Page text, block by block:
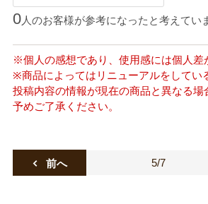
0人のお客様が参考になったと考えてい
※個人の感想であり、使用感には個人差
※商品によってはリニューアルをしてい
投稿内容の情報が現在の商品と異なる場
予めご了承ください。
5/7
前へ